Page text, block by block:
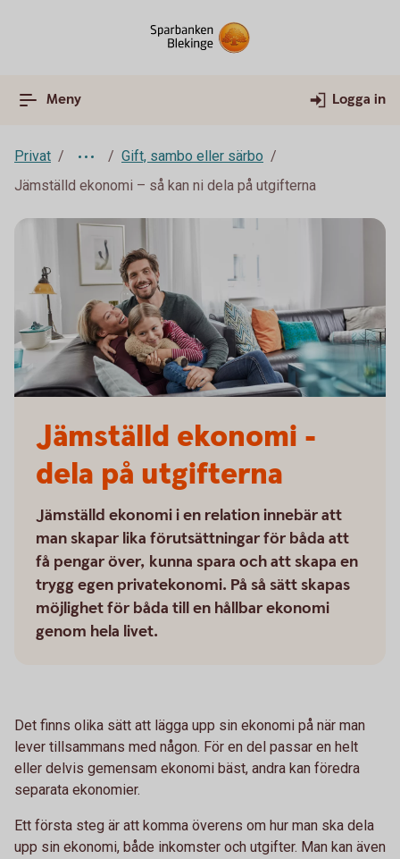
Meny Logga in
Privat
Gift, sambo eller särbo
Jämställd ekonomi – så kan ni dela på utgifterna
Jämställd ekonomi -
dela på utgifterna
Jämställd ekonomi i en relation innebär att
man skapar lika förutsättningar för båda att
få pengar över, kunna spara och att skapa en
trygg egen privatekonomi. På så sätt skapas
möjlighet för båda till en hållbar ekonomi
genom hela livet.
Det finns olika sätt att lägga upp sin ekonomi på när man
lever tillsammans med någon. För en del passar en helt
eller delvis gemensam ekonomi bäst, andra kan föredra
separata ekonomier.
Ett första steg är att komma överens om hur man ska dela
upp sin ekonomi, både inkomster och utgifter. Man kan även